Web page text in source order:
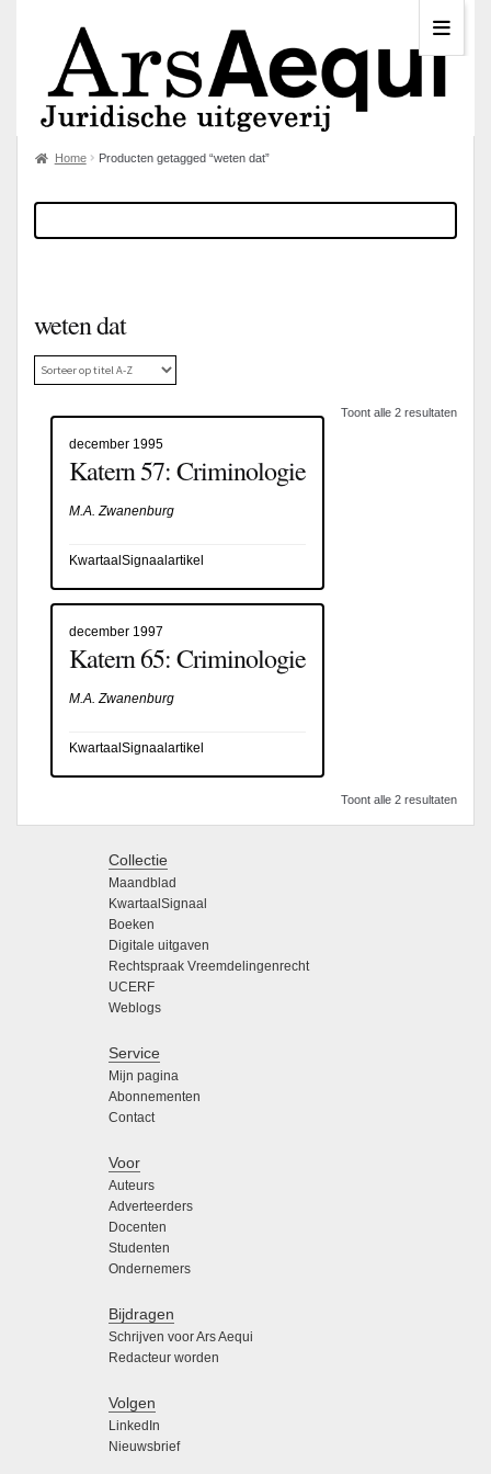
Home Producten getagged “weten dat”
weten dat
Toont alle 2 resultaten
december 1995
Katern 57: Criminologie
M.A. Zwanenburg
KwartaalSignaalartikel
december 1997
Katern 65: Criminologie
M.A. Zwanenburg
KwartaalSignaalartikel
Toont alle 2 resultaten
Collectie
Maandblad
KwartaalSignaal
Boeken
Digitale uitgaven
Rechtspraak Vreemdelingenrecht
UCERF
Weblogs
Service
Mijn pagina
Abonnementen
Contact
Voor
Auteurs
Adverteerders
Docenten
Studenten
Ondernemers
Bijdragen
Schrijven voor Ars Aequi
Redacteur worden
Volgen
LinkedIn
Nieuwsbrief